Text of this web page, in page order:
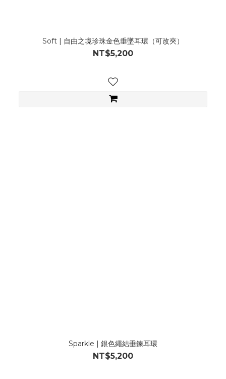
Soft | 自由之境珍珠金色垂墜耳環（可改夾）
NT$5,200
Sparkle | 銀色繩結垂鍊耳環
NT$5,200